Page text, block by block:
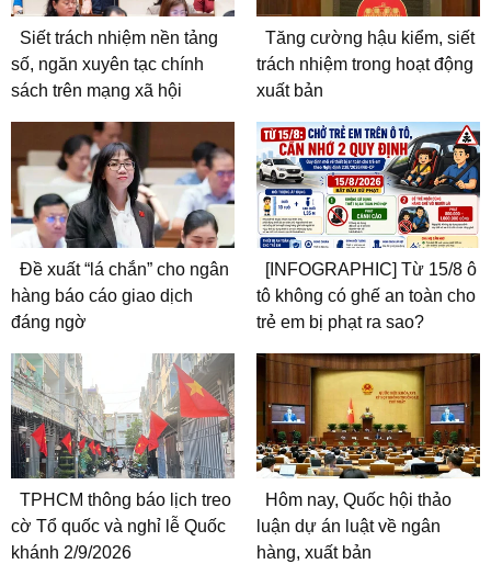
Siết trách nhiệm nền tảng
số, ngăn xuyên tạc chính
sách trên mạng xã hội
Tăng cường hậu kiểm, siết
trách nhiệm trong hoạt động
xuất bản
Đề xuất “lá chắn” cho ngân
hàng báo cáo giao dịch
đáng ngờ
[INFOGRAPHIC] Từ 15/8 ô
tô không có ghế an toàn cho
trẻ em bị phạt ra sao?
TPHCM thông báo lịch treo
cờ Tổ quốc và nghỉ lễ Quốc
khánh 2/9/2026
Hôm nay, Quốc hội thảo
luận dự án luật về ngân
hàng, xuất bản